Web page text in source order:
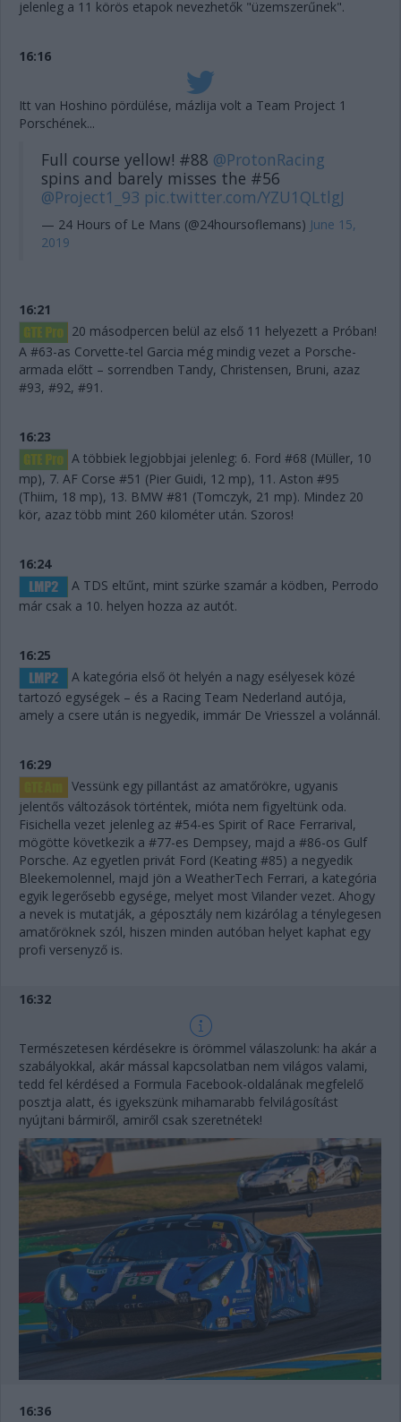
jelenleg a 11 körös etapok nevezhetők "üzemszerűnek".
16:16
Itt van Hoshino pördülése, mázlija volt a Team Project 1
Porschének...
Full course yellow! #88 @ProtonRacing
spins and barely misses the #56
@Project1_93 pic.twitter.com/YZU1QLtlgJ
— 24 Hours of Le Mans (@24hoursoflemans) June 15,
2019
16:21
20 másodpercen belül az első 11 helyezett a Próban!
A #63-as Corvette-tel Garcia még mindig vezet a Porsche-
armada előtt – sorrendben Tandy, Christensen, Bruni, azaz
#93, #92, #91.
16:23
A többiek legjobbjai jelenleg: 6. Ford #68 (Müller, 10
mp), 7. AF Corse #51 (Pier Guidi, 12 mp), 11. Aston #95
(Thiim, 18 mp), 13. BMW #81 (Tomczyk, 21 mp). Mindez 20
kör, azaz több mint 260 kilométer után. Szoros!
16:24
A TDS eltűnt, mint szürke szamár a ködben, Perrodo
már csak a 10. helyen hozza az autót.
16:25
A kategória első öt helyén a nagy esélyesek közé
tartozó egységek – és a Racing Team Nederland autója,
amely a csere után is negyedik, immár De Vriesszel a volánnál.
16:29
Vessünk egy pillantást az amatőrökre, ugyanis
jelentős változások történtek, mióta nem figyeltünk oda.
Fisichella vezet jelenleg az #54-es Spirit of Race Ferrarival,
mögötte következik a #77-es Dempsey, majd a #86-os Gulf
Porsche. Az egyetlen privát Ford (Keating #85) a negyedik
Bleekemolennel, majd jön a WeatherTech Ferrari, a kategória
egyik legerősebb egysége, melyet most Vilander vezet. Ahogy
a nevek is mutatják, a géposztály nem kizárólag a ténylegesen
amatőröknek szól, hiszen minden autóban helyet kaphat egy
profi versenyző is.
16:32
Természetesen kérdésekre is örömmel válaszolunk: ha akár a
szabályokkal, akár mással kapcsolatban nem világos valami,
tedd fel kérdésed a Formula Facebook-oldalának megfelelő
posztja alatt, és igyekszünk mihamarabb felvilágosítást
nyújtani bármiről, amiről csak szeretnétek!
16:36